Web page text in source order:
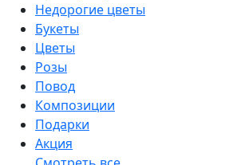
Недорогие цветы
Букеты
Цветы
Розы
Повод
Композиции
Подарки
Акция